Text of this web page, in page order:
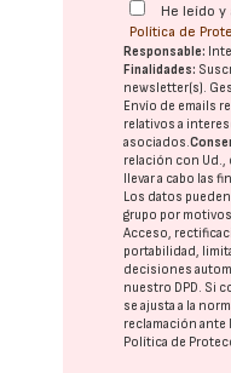
He leído
Política de
Responsable:
Finalidades:
newsletter(s).
Envío de emails
relativos a
asociados.
relación con Ud.,
llevar a cabo las
Los datos
grupo por
Acceso,
portabilidad,
decisiones
nuestro DPD. Si
se ajusta a la
reclamación ante
Política de